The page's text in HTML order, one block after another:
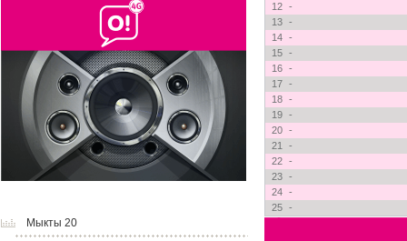
Мыкты 20
12
-
13
-
14
-
15
-
16
-
17
-
18
-
19
-
20
-
21
-
22
-
23
-
24
-
25
-